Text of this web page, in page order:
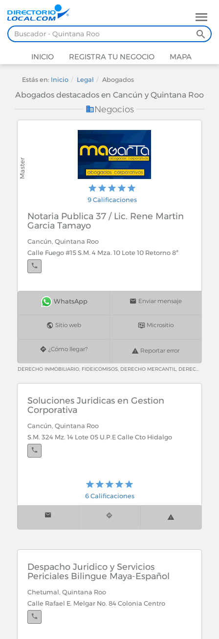
INICIO REGISTRA TU NEGOCIO MAPA
Estás en: Inicio Legal Abogados
Abogados destacados en Cancún y Quintana Roo
Negocios
9 Calificaciones
Notaria Publica 37 / Lic. Rene Martin
Garcia Tamayo
Cancún, Quintana Roo
Calle Fuego #15 S.M. 4 Mza. 10 Lote 10 Retorno 8ª
Enviar mensaje
Sitio web Micrositio
¿Cómo llegar? Reportar error
DERECHO INMOBILIARIO, FIDEICOMISOS, DERECHO MERCANTIL, DERECHO CIVIL, ESCRITURAS, CONTRATOS, COMPRA VENTA, TESTAMENTOS, REAL ESTATE, TRUST, CORPORATE LAW, CIVIL LAW,
Soluciones Juridicas en Gestion
Corporativa
Cancún, Quintana Roo
S.M. 324 Mz. 14 Lote 05 U.P.E Calle Cto Hidalgo
6 Calificaciones
Despacho Juridico y Servicios
Periciales Bilingue Maya-Español
Chetumal, Quintana Roo
Calle Rafael E. Melgar No. 84 Colonia Centro